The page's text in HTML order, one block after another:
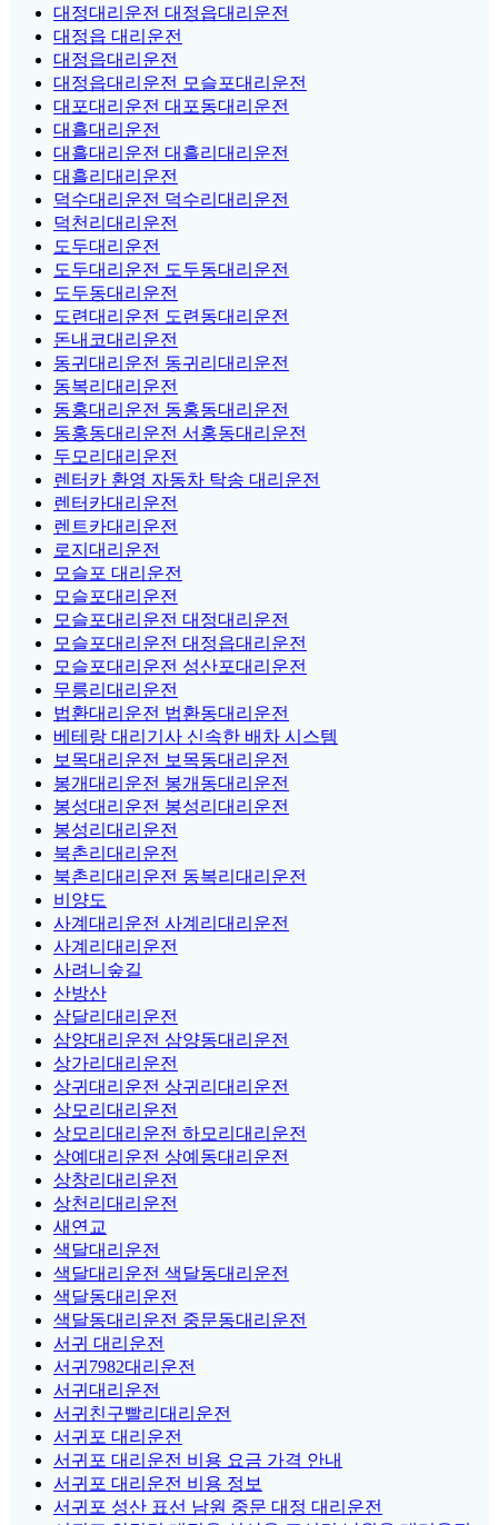
대정대리운전 대정읍대리운전
대정읍 대리운전
대정읍대리운전
대정읍대리운전 모슬포대리운전
대포대리운전 대포동대리운전
대흘대리운전
대흘대리운전 대흘리대리운전
대흘리대리운전
덕수대리운전 덕수리대리운전
덕천리대리운전
도두대리운전
도두대리운전 도두동대리운전
도두동대리운전
도련대리운전 도련동대리운전
돈내코대리운전
동귀대리운전 동귀리대리운전
동복리대리운전
동홍대리운전 동홍동대리운전
동홍동대리운전 서홍동대리운전
두모리대리운전
렌터카 환영 자동차 탁송 대리운전
렌터카대리운전
렌트카대리운전
로지대리운전
모슬포 대리운전
모슬포대리운전
모슬포대리운전 대정대리운전
모슬포대리운전 대정읍대리운전
모슬포대리운전 성산포대리운전
무릉리대리운전
법환대리운전 법환동대리운전
베테랑 대리기사 신속한 배차 시스템
보목대리운전 보목동대리운전
봉개대리운전 봉개동대리운전
봉성대리운전 봉성리대리운전
봉성리대리운전
북촌리대리운전
북촌리대리운전 동복리대리운전
비양도
사계대리운전 사계리대리운전
사계리대리운전
사려니숲길
산방산
삼달리대리운전
삼양대리운전 삼양동대리운전
상가리대리운전
상귀대리운전 상귀리대리운전
상모리대리운전
상모리대리운전 하모리대리운전
상예대리운전 상예동대리운전
상창리대리운전
상천리대리운전
새연교
색달대리운전
색달대리운전 색달동대리운전
색달동대리운전
색달동대리운전 중문동대리운전
서귀 대리운전
서귀7982대리운전
서귀대리운전
서귀친구빨리대리운전
서귀포 대리운전
서귀포 대리운전 비용 요금 가격 안내
서귀포 대리운전 비용 정보
서귀포 성산 표선 남원 중문 대정 대리운전